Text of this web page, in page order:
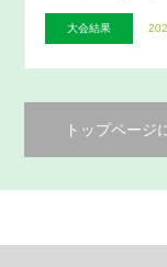
大会結果
トップページ